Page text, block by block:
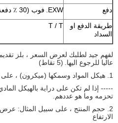
دفع
EXW. فوب (30 ٪ دفعة مقدمة)
طريقة الدفع او
السداد
T / T
لفهم جيد لطلبك لعرض السعر ، بلز
عاليا للرجوع اليها. (5 نقاط)
1. هيكل المواد وسمكها (ميكرون) ، على سبيل المثال: BOPP20 + CPP25
----- إذا لم تكن على دراية بالهيكل
تحزمه وما هو عددهم.
الارتفاع